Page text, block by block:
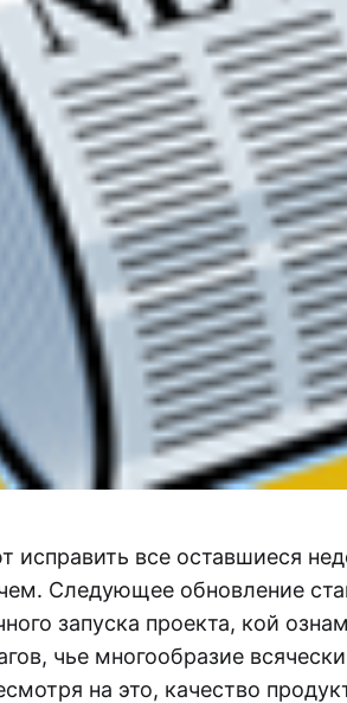
исправить все оставшиеся
Следующее обновление
запуска проекта, кой
чье многообразие
на это, качество